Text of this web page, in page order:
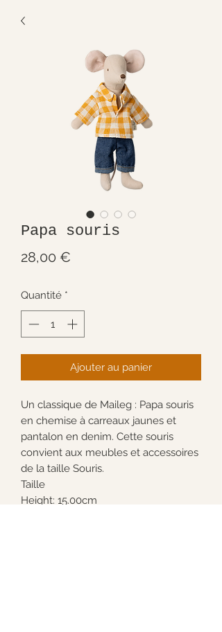
Papa souris
28,00 €
Quantité *
Ajouter au panier
Un classique de Maileg : Papa souris
en chemise à carreaux jaunes et
pantalon en denim. Cette souris
convient aux meubles et accessoires
de la taille Souris.
Taille
Height: 15.00cm